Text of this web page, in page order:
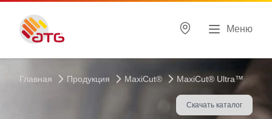
Меню
Главная Продукция MaxiCut® MaxiCut® Ultra™
Скачать каталог